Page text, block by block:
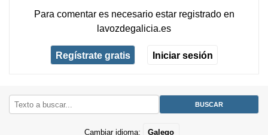
Para comentar es necesario estar registradoen
lavozdegalicia.es
Regístrate gratis Iniciar sesión
Cambiar idioma: Galego